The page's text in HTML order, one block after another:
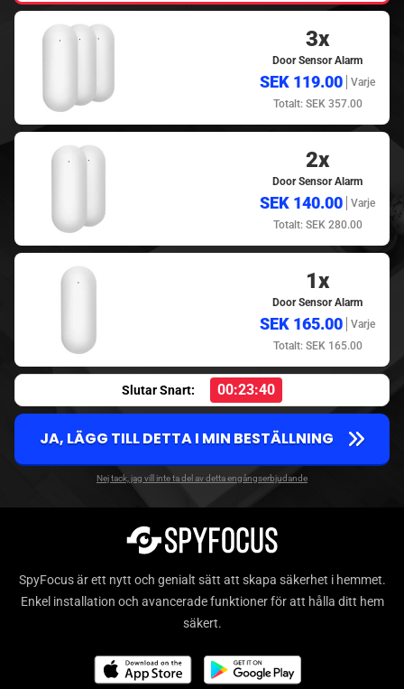
3x
Door Sensor Alarm
SEK 119.00
Varje
Totalt: SEK 357.00
2x
Door Sensor Alarm
SEK 140.00
Varje
Totalt: SEK 280.00
1x
Door Sensor Alarm
SEK 165.00
Varje
Totalt: SEK 165.00
Slutar Snart: 00:23:39
JA, LÄGG TILL DETTA I MIN BESTÄLLNING
Nej tack, jag vill inte ta del av detta engångserbjudande
SpyFocus är ett nytt och genialt sätt att skapa säkerhet i hemmet.
Enkel installation och avancerade funktioner för att hålla ditt hem
säkert.